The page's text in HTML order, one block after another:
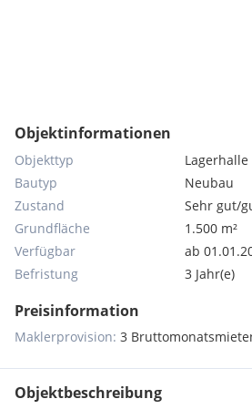
Objektinformationen
Objekttyp
Lagerhalle
Bautyp
Neubau
Zustand
Sehr gut/
Grundfläche
1.500 m²
Verfügbar
ab
Befristung
3 Jahr(e)
Preisinformation
Maklerprovision: 3
Objektbeschreibung